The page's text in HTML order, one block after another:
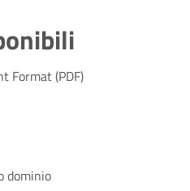
Format (PDF)
dominio